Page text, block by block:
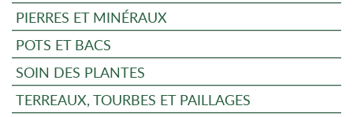
PIERRES ET MINÉRAUX
POTS ET BACS
SOIN DES PLANTES
TERREAUX, TOURBES ET PAILLAGES